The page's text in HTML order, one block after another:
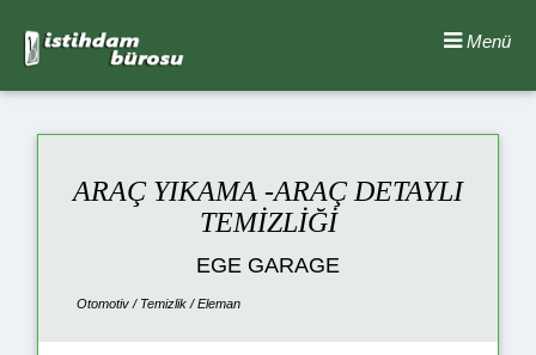
Menü
ARAÇ YIKAMA -ARAÇ DETAYLI
TEMİZLİĞİ
EGE GARAGE
Otomotiv / Temizlik / Eleman